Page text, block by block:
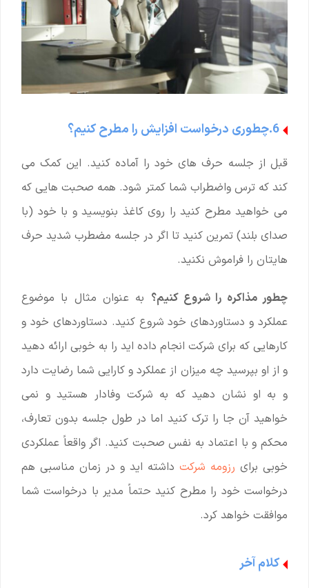
6.چطوری درخواست افزایش را مطرح کنیم؟
قبل از جلسه حرف های خود را آماده کنید. این کمک می
کند که ترس واضطراب شما کمتر شود. همه صحبت هایی که
می خواهید مطرح کنید را روی کاغذ بنویسید و با خود (با
صدای بلند) تمرین کنید تا اگر در جلسه مضطرب شدید حرف
هایتان را فراموش نکنید.
چطور مذاکره را شروع کنیم؟ به عنوان مثال با موضوع
عملکرد و دستاوردهای خود شروع کنید. دستاوردهای خود و
کارهایی که برای شرکت انجام داده اید را به خوبی ارائه دهید
و از او بپرسید چه میزان از عملکرد و کارایی شما رضایت دارد
و به او نشان دهید که به شرکت وفادار هستید و نمی
خواهید آن جا را ترک کنید اما در طول جلسه بدون تعارف،
محکم و با اعتماد به نفس صحبت کنید. اگر واقعاً عملکردی
خوبی برای رزومه شرکت داشته اید و در زمان مناسبی هم
درخواست خود را مطرح کنید حتماً مدیر با درخواست شما
موافقت خواهد کرد.
کلام آخر